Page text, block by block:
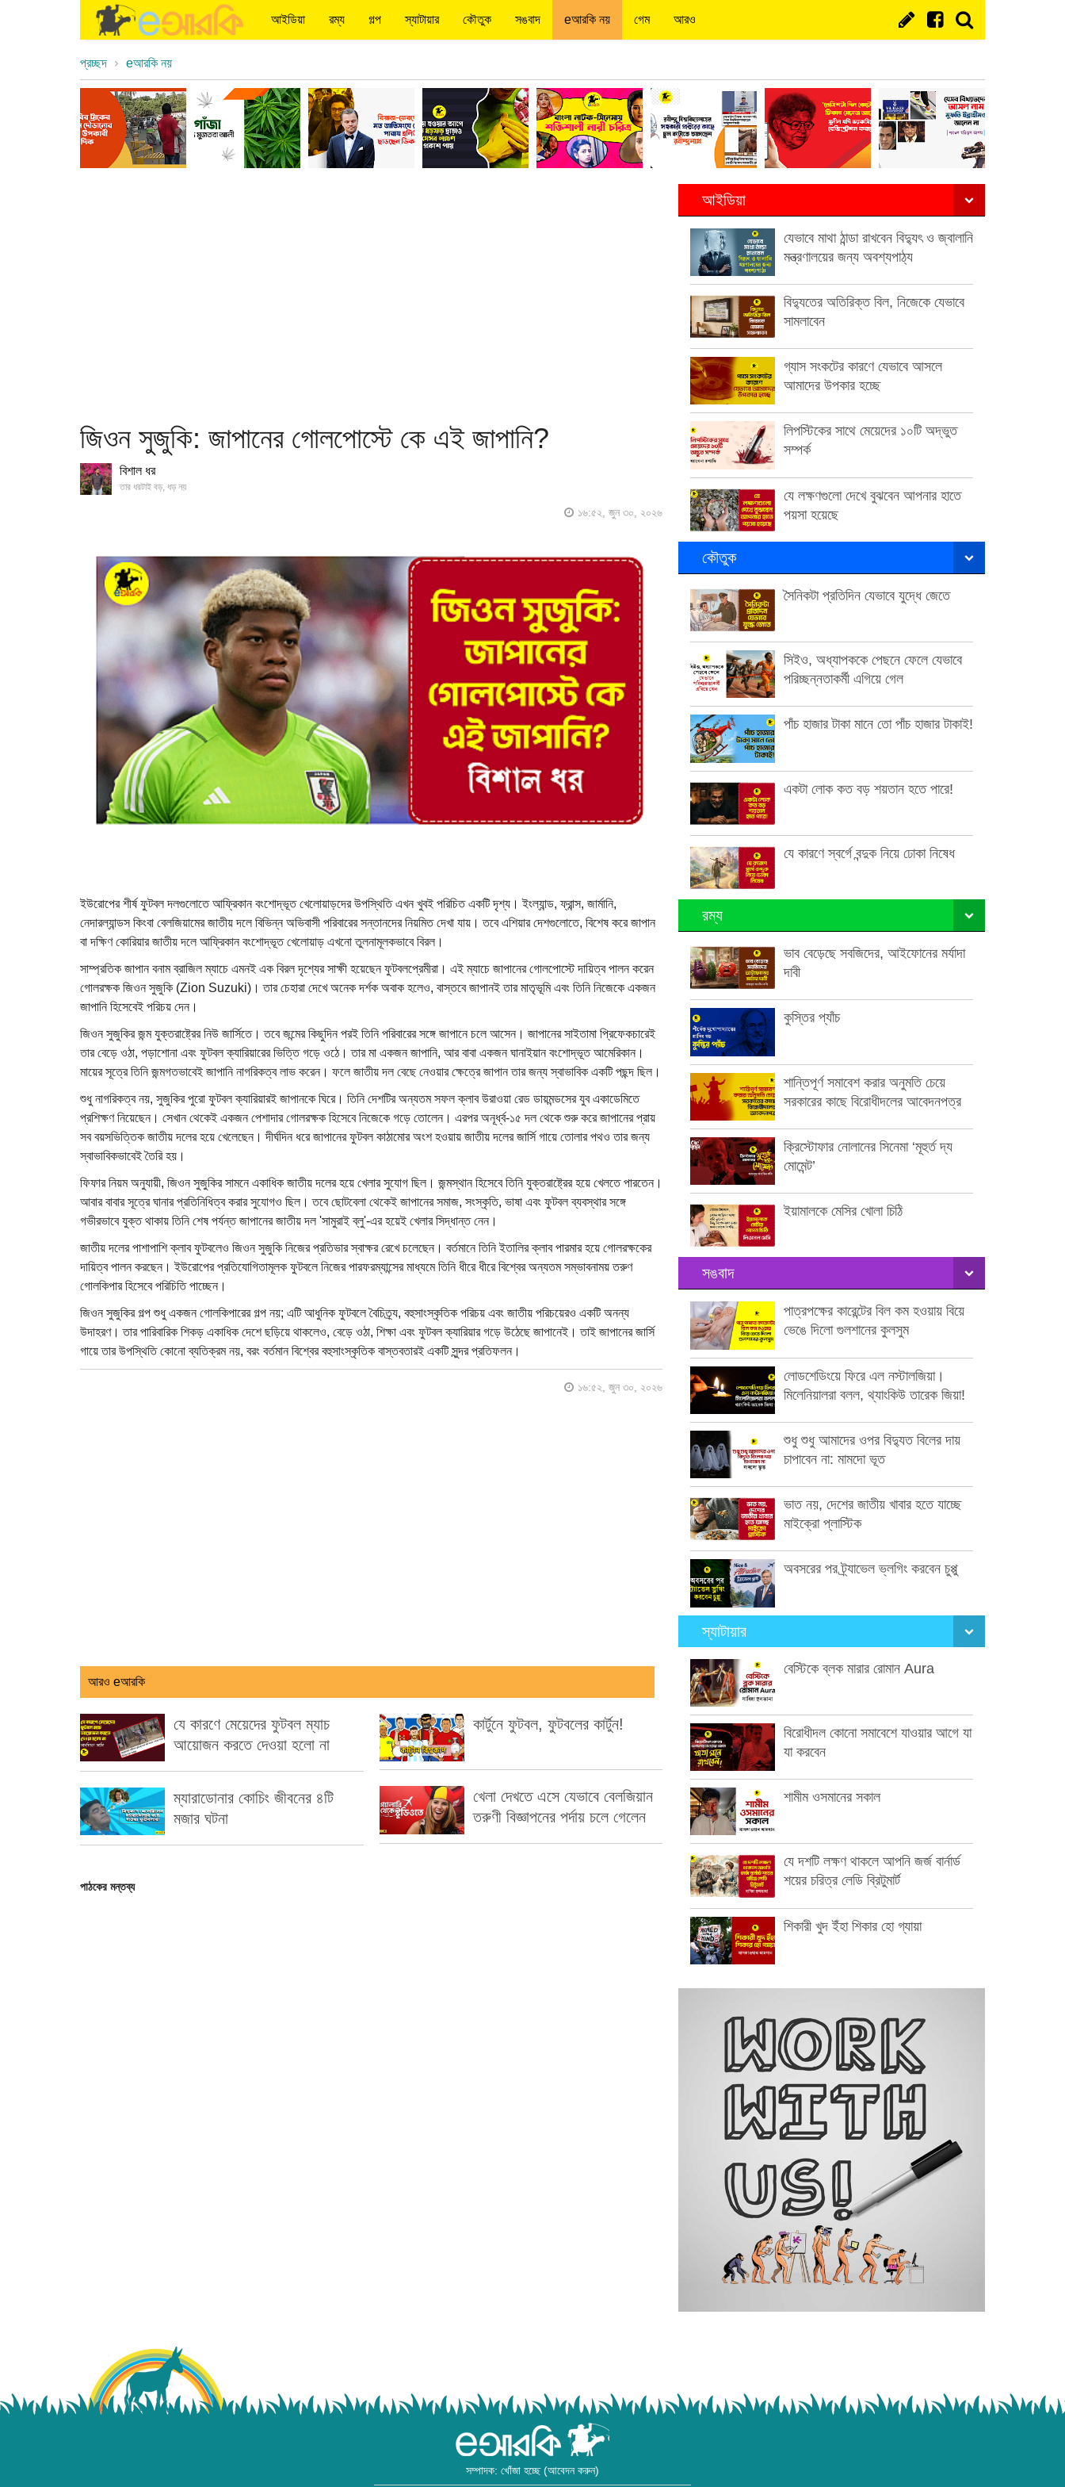
আইডিয়া রম্য গল্প স্যাটায়ার কৌতুক সঙবাদ eআরকি নয় গেম আরও
প্রচ্ছদ eআরকি নয়
জিওন সুজুকি: জাপানের গোলপোস্টে কে এই জাপানি?
বিশাল ধর
তার ধরটাই বড়, ধড় নয়
১৬:৫২, জুন ৩০, ২০২৬
ইউরোপের শীর্ষ ফুটবল দলগুলোতে আফ্রিকান বংশোদ্ভূত খেলোয়াড়দের উপস্থিতি এখন খুবই পরিচিত একটি দৃশ্য। ইংল্যান্ড, ফ্রান্স, জার্মানি,
নেদারল্যান্ডস কিংবা বেলজিয়ামের জাতীয় দলে বিভিন্ন অভিবাসী পরিবারের সন্তানদের নিয়মিত দেখা যায়। তবে এশিয়ার দেশগুলোতে, বিশেষ করে জাপান
বা দক্ষিণ কোরিয়ার জাতীয় দলে আফ্রিকান বংশোদ্ভূত খেলোয়াড় এখনো তুলনামূলকভাবে বিরল।
সাম্প্রতিক জাপান বনাম ব্রাজিল ম্যাচে এমনই এক বিরল দৃশ্যের সাক্ষী হয়েছেন ফুটবলপ্রেমীরা। এই ম্যাচে জাপানের গোলপোস্টে দায়িত্ব পালন করেন
গোলরক্ষক জিওন সুজুকি (Zion Suzuki)। তার চেহারা দেখে অনেক দর্শক অবাক হলেও, বাস্তবে জাপানই তার মাতৃভূমি এবং তিনি নিজেকে একজন
জাপানি হিসেবেই পরিচয় দেন।
জিওন সুজুকির জন্ম যুক্তরাষ্ট্রের নিউ জার্সিতে। তবে জন্মের কিছুদিন পরই তিনি পরিবারের সঙ্গে জাপানে চলে আসেন। জাপানের সাইতামা প্রিফেকচারেই
তার বেড়ে ওঠা, পড়াশোনা এবং ফুটবল ক্যারিয়ারের ভিত্তি গড়ে ওঠে। তার মা একজন জাপানি, আর বাবা একজন ঘানাইয়ান বংশোদ্ভূত আমেরিকান।
মায়ের সূত্রে তিনি জন্মগতভাবেই জাপানি নাগরিকত্ব লাভ করেন। ফলে জাতীয় দল বেছে নেওয়ার ক্ষেত্রে জাপান তার জন্য স্বাভাবিক একটি পছন্দ ছিল।
শুধু নাগরিকত্ব নয়, সুজুকির পুরো ফুটবল ক্যারিয়ারই জাপানকে ঘিরে। তিনি দেশটির অন্যতম সফল ক্লাব উরাওয়া রেড ডায়মন্ডসের যুব একাডেমিতে
প্রশিক্ষণ নিয়েছেন। সেখান থেকেই একজন পেশাদার গোলরক্ষক হিসেবে নিজেকে গড়ে তোলেন। এরপর অনূর্ধ্ব-১৫ দল থেকে শুরু করে জাপানের প্রায়
সব বয়সভিত্তিক জাতীয় দলের হয়ে খেলেছেন। দীর্ঘদিন ধরে জাপানের ফুটবল কাঠামোর অংশ হওয়ায় জাতীয় দলের জার্সি গায়ে তোলার পথও তার জন্য
স্বাভাবিকভাবেই তৈরি হয়।
ফিফার নিয়ম অনুযায়ী, জিওন সুজুকির সামনে একাধিক জাতীয় দলের হয়ে খেলার সুযোগ ছিল। জন্মস্থান হিসেবে তিনি যুক্তরাষ্ট্রের হয়ে খেলতে পারতেন।
আবার বাবার সূত্রে ঘানার প্রতিনিধিত্ব করার সুযোগও ছিল। তবে ছোটবেলা থেকেই জাপানের সমাজ, সংস্কৃতি, ভাষা এবং ফুটবল ব্যবস্থার সঙ্গে
গভীরভাবে যুক্ত থাকায় তিনি শেষ পর্যন্ত জাপানের জাতীয় দল 'সামুরাই ব্লু'-এর হয়েই খেলার সিদ্ধান্ত নেন।
জাতীয় দলের পাশাপাশি ক্লাব ফুটবলেও জিওন সুজুকি নিজের প্রতিভার স্বাক্ষর রেখে চলেছেন। বর্তমানে তিনি ইতালির ক্লাব পারমার হয়ে গোলরক্ষকের
দায়িত্ব পালন করছেন। ইউরোপের প্রতিযোগিতামূলক ফুটবলে নিজের পারফরম্যান্সের মাধ্যমে তিনি ধীরে ধীরে বিশ্বের অন্যতম সম্ভাবনাময় তরুণ
গোলকিপার হিসেবে পরিচিতি পাচ্ছেন।
জিওন সুজুকির গল্প শুধু একজন গোলকিপারের গল্প নয়; এটি আধুনিক ফুটবলে বৈচিত্র্য, বহুসাংস্কৃতিক পরিচয় এবং জাতীয় পরিচয়েরও একটি অনন্য
উদাহরণ। তার পারিবারিক শিকড় একাধিক দেশে ছড়িয়ে থাকলেও, বেড়ে ওঠা, শিক্ষা এবং ফুটবল ক্যারিয়ার গড়ে উঠেছে জাপানেই। তাই জাপানের জার্সি
গায়ে তার উপস্থিতি কোনো ব্যতিক্রম নয়, বরং বর্তমান বিশ্বের বহুসাংস্কৃতিক বাস্তবতারই একটি সুন্দর প্রতিফলন।
১৬:৫২, জুন ৩০, ২০২৬
আরও eআরকি
যে কারণে মেয়েদের ফুটবল ম্যাচ
আয়োজন করতে দেওয়া হলো না
ম্যারাডোনার কোচিং জীবনের ৪টি
মজার ঘটনা
কার্টুনে ফুটবল, ফুটবলের কার্টুন!
খেলা দেখতে এসে যেভাবে বেলজিয়ান
তরুণী বিজ্ঞাপনের পর্দায় চলে গেলেন
পাঠকের মন্তব্য
আইডিয়া
যেভাবে মাথা ঠান্ডা রাখবেন বিদ্যুৎ ও জ্বালানি
মন্ত্রণালয়ের জন্য অবশ্যপাঠ্য
বিদ্যুতের অতিরিক্ত বিল, নিজেকে যেভাবে
সামলাবেন
গ্যাস সংকটের কারণে যেভাবে আসলে
আমাদের উপকার হচ্ছে
লিপস্টিকের সাথে মেয়েদের ১০টি অদ্ভুত
সম্পর্ক
যে লক্ষণগুলো দেখে বুঝবেন আপনার হাতে
পয়সা হয়েছে
কৌতুক
সৈনিকটা প্রতিদিন যেভাবে যুদ্ধে জেতে
সিইও, অধ্যাপককে পেছনে ফেলে যেভাবে
পরিচ্ছন্নতাকর্মী এগিয়ে গেল
পাঁচ হাজার টাকা মানে তো পাঁচ হাজার টাকাই!
একটা লোক কত বড় শয়তান হতে পারে!
যে কারণে স্বর্গে বন্দুক নিয়ে ঢোকা নিষেধ
রম্য
ভাব বেড়েছে সবজিদের, আইফোনের মর্যাদা
দাবী
কুস্তির প্যাঁচ
শান্তিপূর্ণ সমাবেশ করার অনুমতি চেয়ে
সরকারের কাছে বিরোধীদলের আবেদনপত্র
ক্রিস্টোফার নোলানের সিনেমা ‘মূহুর্ত দ্য
মোমেন্ট’
ইয়ামালকে মেসির খোলা চিঠি
সঙবাদ
পাত্রপক্ষের কারেন্টের বিল কম হওয়ায় বিয়ে
ভেঙে দিলো গুলশানের কুলসুম
লোডশেডিংয়ে ফিরে এল নস্টালজিয়া।
মিলেনিয়ালরা বলল, থ্যাংকিউ তারেক জিয়া!
শুধু শুধু আমাদের ওপর বিদ্যুত বিলের দায়
চাপাবেন না: মামদো ভূত
ভাত নয়, দেশের জাতীয় খাবার হতে যাচ্ছে
মাইক্রো প্লাস্টিক
অবসরের পর ট্র্যাভেল ভ্লগিং করবেন চুপ্পু
স্যাটায়ার
বেস্টিকে ব্লক মারার রোমান Aura
বিরোধীদল কোনো সমাবেশে যাওয়ার আগে যা
যা করবেন
শামীম ওসমানের সকাল
যে দশটি লক্ষণ থাকলে আপনি জর্জ বার্নার্ড
শয়ের চরিত্র লেডি ব্রিটুমার্ট
শিকারী খুদ ইঁহা শিকার হো গ্যায়া
সম্পাদক: খোঁজা হচ্ছে (আবেদন করুন)